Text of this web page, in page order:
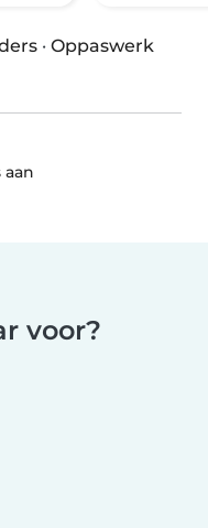
· Oppaswerk
aan
voor?